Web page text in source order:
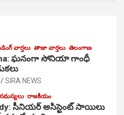
వార్తలు తాజా వార్తలు తెలంగాణ
ఘ‌నంగా సోనియా గాంధీ
SIRA NEWS
రాజకీయం
సీనియర్ అసిస్టెంట్ సాయిలు